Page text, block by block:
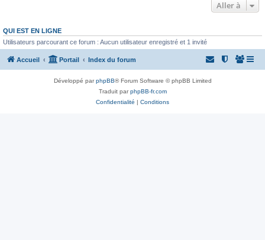
Aller à
QUI EST EN LIGNE
Utilisateurs parcourant ce forum : Aucun utilisateur enregistré et 1 invité
Accueil Portail Index du forum
Développé parphpBB® Forum Software © phpBB Limited
Traduit parphpBB-fr.com
Confidentialité | Conditions